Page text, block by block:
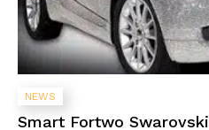
NEWS
Smart Fortwo Swarovski